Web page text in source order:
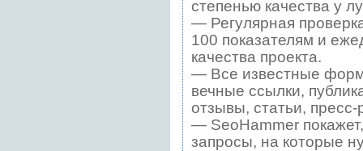
степенью качества у
— Регулярная
100 показателям и
качества проекта.
— Все известные
вечные ссылки,
отзывы, статьи,
— SeoHammer
запросы, на которые